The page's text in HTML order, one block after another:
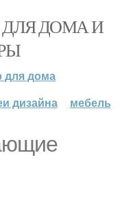
ДЛЯ ДОМА И
для дома
дизайна мебель